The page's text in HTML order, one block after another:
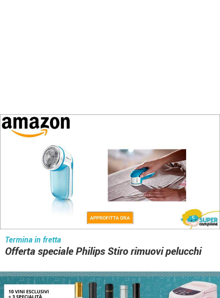
Termina in fretta
Offerta speciale Philips Stiro rimuovi pelucchi